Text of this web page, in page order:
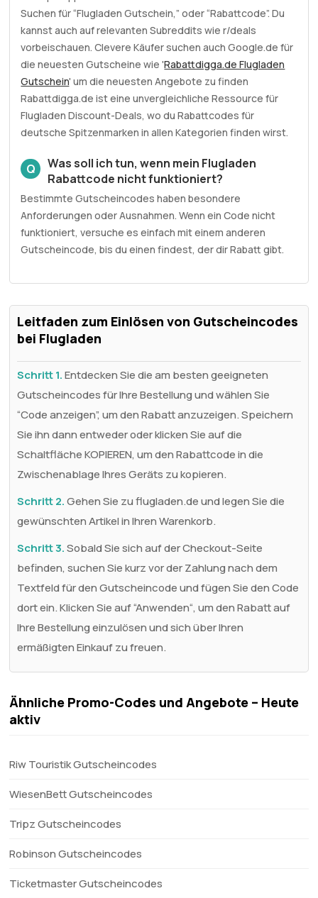
Suchen für “Flugladen Gutschein,” oder “Rabattcode”. Du
kannst auch auf relevanten Subreddits wie r/deals
vorbeischauen. Clevere Käufer suchen auch Google.de für
die neuesten Gutscheine wie 'Rabattdigga.de Flugladen
Gutschein' um die neuesten Angebote zu finden
Rabattdigga.de ist eine unvergleichliche Ressource für
Flugladen Discount-Deals, wo du Rabattcodes für
deutsche Spitzenmarken in allen Kategorien finden wirst.
Q
Was soll ich tun, wenn mein Flugladen
Rabattcode nicht funktioniert?
Bestimmte Gutscheincodes haben besondere
Anforderungen oder Ausnahmen. Wenn ein Code nicht
funktioniert, versuche es einfach mit einem anderen
Gutscheincode, bis du einen findest, der dir Rabatt gibt.
Leitfaden zum Einlösen von Gutscheincodes
bei Flugladen
Schritt 1.Entdecken Sie die am besten geeigneten
Gutscheincodes für Ihre Bestellung und wählen Sie
“Code anzeigen”, um den Rabatt anzuzeigen. Speichern
Sie ihn dann entweder oder klicken Sie auf die
Schaltfläche KOPIEREN, um den Rabattcode in die
Zwischenablage Ihres Geräts zu kopieren.
Schritt 2.Gehen Sie zu flugladen.de und legen Sie die
gewünschten Artikel in Ihren Warenkorb.
Schritt 3.Sobald Sie sich auf der Checkout-Seite
befinden, suchen Sie kurz vor der Zahlung nach dem
Textfeld für den Gutscheincode und fügen Sie den Code
dort ein. Klicken Sie auf “Anwenden“, um den Rabatt auf
Ihre Bestellung einzulösen und sich über Ihren
ermäßigten Einkauf zu freuen.
Ähnliche Promo-Codes und Angebote – Heute
aktiv
Riw Touristik Gutscheincodes
WiesenBett Gutscheincodes
Tripz Gutscheincodes
Robinson Gutscheincodes
Ticketmaster Gutscheincodes